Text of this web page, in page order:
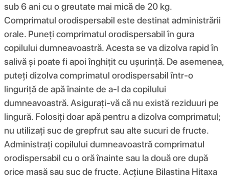
sub 6 ani cu o greutate mai mică de 20 kg.
Comprimatul orodispersabil este destinat administrării
orale. Puneți comprimatul orodispersabil în gura
copilului dumneavoastră. Acesta se va dizolva rapid în
salivă și poate fi apoi înghițit cu ușurință. De asemenea,
puteți dizolva comprimatul orodispersabil într-o
linguriță de apă înainte de a-l da copilului
dumneavoastră. Asigurați-vă că nu există reziduuri pe
lingură. Folosiți doar apă pentru a dizolva comprimatul;
nu utilizați suc de grepfrut sau alte sucuri de fructe.
Administrați copilului dumneavoastră comprimatul
orodispersabil cu o oră înainte sau la două ore după
orice masă sau suc de fructe. Acţiune Bilastina Hitaxa